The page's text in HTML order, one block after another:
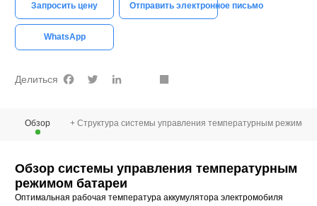
Запросить цену Отправить электронное письмо
WhatsApp
Делиться FacebookTwitter youtube
Обзор + Структура системы управления температурным режимом
Обзор системы управления температурным
режимом батареи
Оптимальная рабочая температура аккумулятора электромобиля